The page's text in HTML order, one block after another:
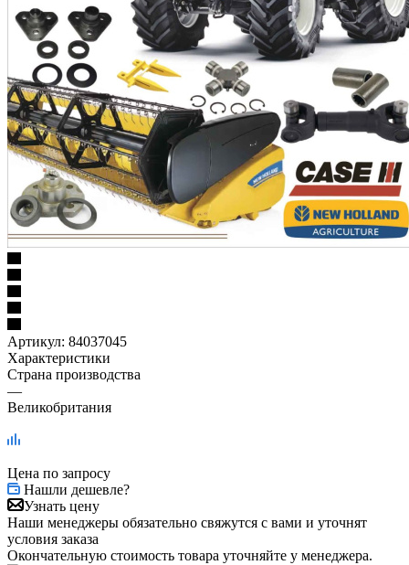
Артикул: 84037045
Характеристики
Страна производства
—
Великобритания
Цена по запросу
Нашли дешевле?
Узнать цену
Наши менеджеры обязательно свяжутся с вами и уточнят
условия заказа
Окончательную стоимость товара уточняйте у менеджера.